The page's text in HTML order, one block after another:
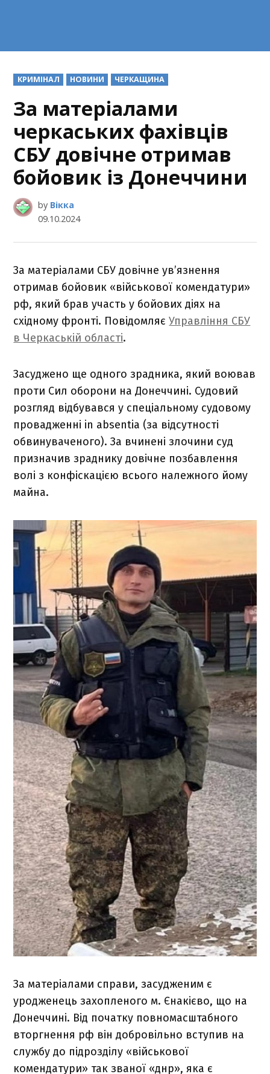
POSTED
IN
КРИМІНАЛ НОВИНИ ЧЕРКАЩИНА
За матеріалами
черкаських фахівців
СБУ довічне отримав
бойовик із Донеччини
by Вікка
09.10.2024
За матеріалами СБУ довічне ув’язнення
отримав бойовик «військової комендатури»
рф, який брав участь у бойових діях на
східному фронті. ПовідомляєУправління СБУ
в Черкаській області.
Засуджено ще одного зрадника, який воював
проти Сил оборони на Донеччині. Судовий
розгляд відбувався у спеціальному судовому
провадженні in absentia (за відсутності
обвинуваченого). За вчинені злочини суд
призначив зраднику довічне позбавлення
волі з конфіскацією всього належного йому
майна.
За матеріалами справи, засудженим є
уродженець захопленого м. Єнакієво, що на
Донеччині. Від початку повномасштабного
вторгнення рф він добровільно вступив на
службу до підрозділу «військової
комендатури» так званої «днр», яка є